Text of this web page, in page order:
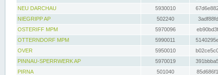
NEU DARCHAU
5930010
NIEGRIPP AP
502240
OSTERIFF MPM
5970096
OTTERNDORF MPM
5990011
OVER
5950010
PINNAU-SPERRWERK AP
5970019
PIRNA
501040